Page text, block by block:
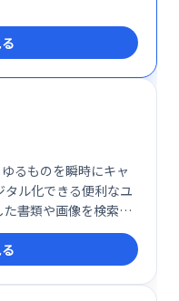
るものを瞬時にキャ
ル化できる便利なユ
書類や画像を検索可
ーを保護しながら高性
完結し、主要機能は
化による業務効率化や
ます。